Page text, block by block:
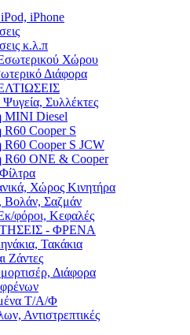
iPhone
κ.λ.π
Χώρου
Διάφορα
Συλλέκτες
MINI Diesel
R60 Cooper S
R60 Cooper S JCW
R60 ONE & Cooper
Χώρος Κινητήρα
Βολάν, Σαζμάν
φόροι, Κεφαλές
- ΦΡΕΝΑ
Τακάκια
Ζάντες
Διάφορα
Τ/Α/Φ
Αντιστρεπτικές